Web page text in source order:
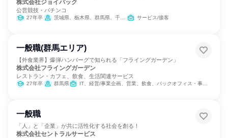
株式会社ジョイパック
公営競技・パチンコ
27年卒 茨城県、栃木県、群馬県、千葉県 サービス/接客
一般職(群馬エリア)
【外食業界】爆弾ハンバーグで知られる「フライングガーデン」
株式会社フライングガーデン
レストラン・カフェ、飲食、生活関連サービス
27年卒 群馬県 IT、経営/事業企画、営業、飲食、バックオフィス・事務・受付、製造・生産工程、経理/税務/財務、人事、総務、広報/IR、商品企画、マーケティング・広告・宣伝
一般職
「人」と「企業」が共に活性化する社会を創る！
株式会社セントラルサービス